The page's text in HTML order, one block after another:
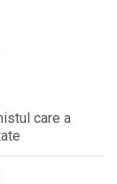
care a